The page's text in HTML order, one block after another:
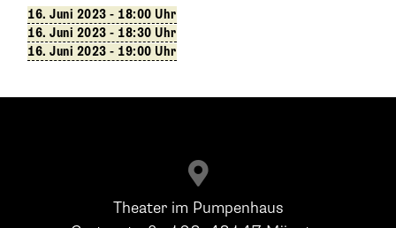
16. Juni 2023 - 18:00 Uhr
16. Juni 2023 - 18:30 Uhr
16. Juni 2023 - 19:00 Uhr

Theater im Pumpenhaus